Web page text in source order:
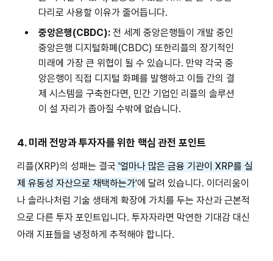
다리로 사용할 이유가 줄어듭니다.
중앙은행(CBDC): 전 세계 중앙은행들이 개발 중인
중앙은행 디지털화폐(CBDC) 또한리플의 장기적인
미래에 가장 큰 위협이 될 수 있습니다. 만약 각국 중
앙은행이 직접 디지털 화폐를 발행하고 이들 간의 결
제 시스템을 구축한다면, 민간 기업인 리플의 솔루션
이 설 자리가 좁아질 수밖에 없습니다.
4. 미래 전망과 투자자를 위한 핵심 관전 포인트
리플(XRP)의 성패는 결국 '얼마나 많은 금융 기관이 XRP를 실
제 유동성 자산으로 채택하는가'에 달려 있습니다. 이더리움이
나 솔라나처럼 기술 생태계 확장에 가치를 두는 자산과 근본적
으로 다른 투자 포인트입니다. 투자자라면 막연한 기대감 대신
아래 지표들을 냉정하게 추적해야 합니다.